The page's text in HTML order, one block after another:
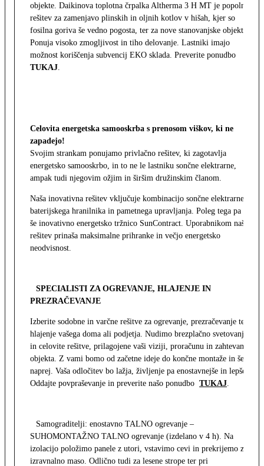
objekte. Daikinova toplotna črpalka Altherma 3 H MT je popolna
rešitev za zamenjavo plinskih in oljnih kotlov v hišah, kjer so
fosilna goriva še vedno pogosta, ter za nove stanovanjske objekte.
Ponuja visoko zmogljivost in tiho delovanje. Lastniki imajo
možnost koriščenja subvencij EKO sklada. Preverite ponudbo
TUKAJ
Celovita energetska samooskrba s prenosom viškov, ki ne
zapadejo!
Svojim strankam ponujamo privlačno rešitev, ki zagotavlja
energetsko samooskrbo, in to ne le lastniku sončne elektrarne,
ampak tudi njegovim ožjim in širšim družinskim članom.
Naša inovativna rešitev vključuje kombinacijo sončne elektrarne,
baterijskega hranilnika in pametnega upravljanja. Poleg tega pa
še inovativno energetsko tržnico SunContract. Uporabnikom naša
rešitev prinaša maksimalne prihranke in večjo energetsko
neodvisnost.
SPECIALISTI ZA OGREVANJE, HLAJENJE IN
PREZRAČEVANJE
Izberite sodobne in varčne rešitve za ogrevanje, prezračevanje ter
hlajenje vašega doma ali podjetja. Nudimo brezplačno svetovanje
in celovite rešitve, prilagojene vaši viziji, proračunu in zahtevam
objekta. Z vami bomo od začetne ideje do končne montaže in še
naprej. Vaša odločitev bo lažja, življenje pa enostavnejše in lepše.
Oddajte povpraševanje in preverite našo ponudbo TUKAJ
Samograditelji: enostavno TALNO ogrevanje –
SUHOMONTAŽNO TALNO ogrevanje (izdelano v 4 h). Na
izolacijo položimo panele z utori, vstavimo cevi in prekrijemo z
izravnalno maso. Odlično tudi za lesene strope ter pri